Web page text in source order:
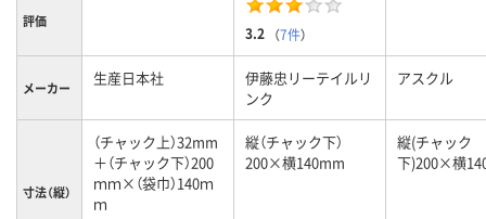
評価
3.2 （7件）
メーカー 生産日本社
伊藤忠リーテイルリ
ンク
アスクル
寸法（縦）
（チャック上）32mm
＋（チャック下）200
ｍｍ×（袋巾）140ｍ
ｍ
縦（チャック下）
200×横140mm
縦(チャック
下)200×横